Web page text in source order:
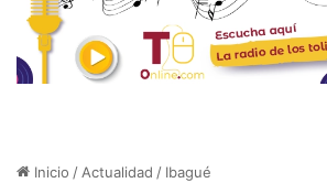
Inicio / Actualidad / Ibagué